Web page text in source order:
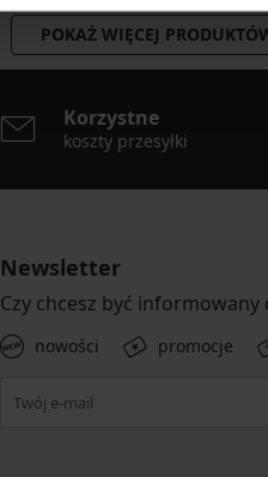
POKAŻ WIĘCEJ
Korzystne
koszty przesyłki
Newsletter
Czy chcesz być informowany
nowości promocje